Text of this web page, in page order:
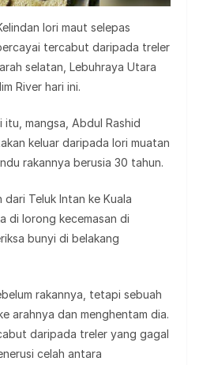
lori maut selepas
tercabut daripada treler
selatan, Lebuhraya Utara
River hari ini.
itu, mangsa, Abdul Rashid
keluar daripada lori muatan
rakannya berusia 30 tahun.
dari Teluk Intan ke Kuala
di lorong kecemasan di
bunyi di belakang
rakannya, tetapi sebuah
arahnya dan menghentam dia.
daripada treler yang gagal
celah antara